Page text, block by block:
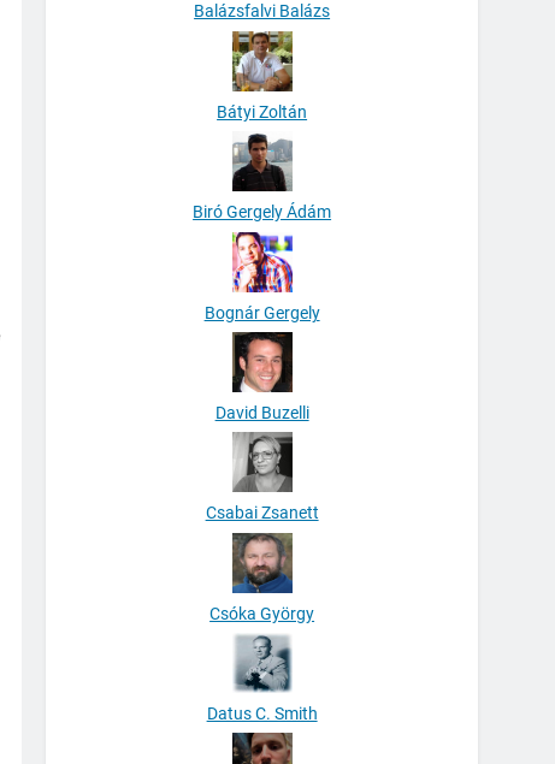
Balázsfalvi Balázs
Bátyi Zoltán
Biró Gergely Ádám
Bognár Gergely
David Buzelli
Csabai Zsanett
Csóka György
Datus C. Smith